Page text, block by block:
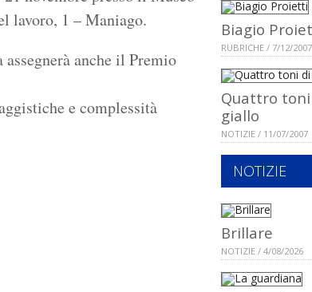
lavoro, 1 – Maniago.
anche il Premio
e complessità
Biagio
RUBRICHE / 7/12/2007
Quattro
giallo
NOTIZIE / 11/07/2007
NOTIZIE
Brillare
NOTIZIE / 4/08/2026